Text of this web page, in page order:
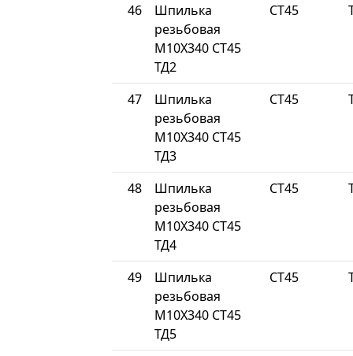
46
Шпилька
резьбовая
М10Х340 СТ45
ТД2
СТ45
47
Шпилька
резьбовая
М10Х340 СТ45
ТД3
СТ45
48
Шпилька
резьбовая
М10Х340 СТ45
ТД4
СТ45
49
Шпилька
резьбовая
М10Х340 СТ45
ТД5
СТ45